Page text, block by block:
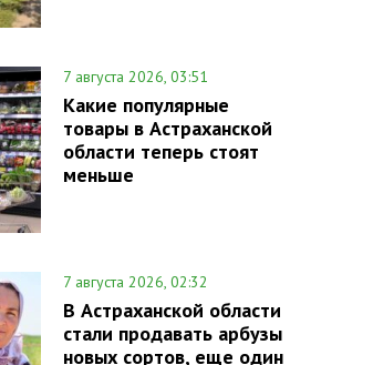
7 августа 2026, 03:51
Какие популярные
товары в Астраханской
области теперь стоят
меньше
7 августа 2026, 02:32
В Астраханской области
стали продавать арбузы
новых сортов, еще один